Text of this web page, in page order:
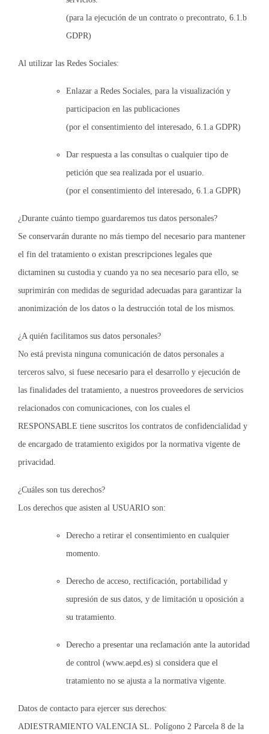
(para la ejecución de un contrato o precontrato, 6.1.b
GDPR)
Al utilizar las Redes Sociales:
Enlazar a Redes Sociales, para la visualización y
participacion en las publicaciones
(por el consentimiento del interesado, 6.1.a GDPR)
Dar respuesta a las consultas o cualquier tipo de
petición que sea realizada por el usuario.
(por el consentimiento del interesado, 6.1.a GDPR)
¿Durante cuánto tiempo guardaremos tus datos personales?
Se conservarán durante no más tiempo del necesario para mantener
el fin del tratamiento o existan prescripciones legales que
dictaminen su custodia y cuando ya no sea necesario para ello, se
suprimirán con medidas de seguridad adecuadas para garantizar la
anonimización de los datos o la destrucción total de los mismos.
¿A quién facilitamos sus datos personales?
No está prevista ninguna comunicación de datos personales a
terceros salvo, si fuese necesario para el desarrollo y ejecución de
las finalidades del tratamiento, a nuestros proveedores de servicios
relacionados con comunicaciones, con los cuales el
RESPONSABLE tiene suscritos los contratos de confidencialidad y
de encargado de tratamiento exigidos por la normativa vigente de
privacidad.
¿Cuáles son tus derechos?
Los derechos que asisten al USUARIO son:
Derecho a retirar el consentimiento en cualquier
momento.
Derecho de acceso, rectificación, portabilidad y
supresión de sus datos, y de limitación u oposición a
su tratamiento.
Derecho a presentar una reclamación ante la autoridad
de control (www.aepd.es) si considera que el
tratamiento no se ajusta a la normativa vigente.
Datos de contacto para ejercer sus derechos:
ADIESTRAMIENTO VALENCIA SL. Polígono 2 Parcela 8 de la